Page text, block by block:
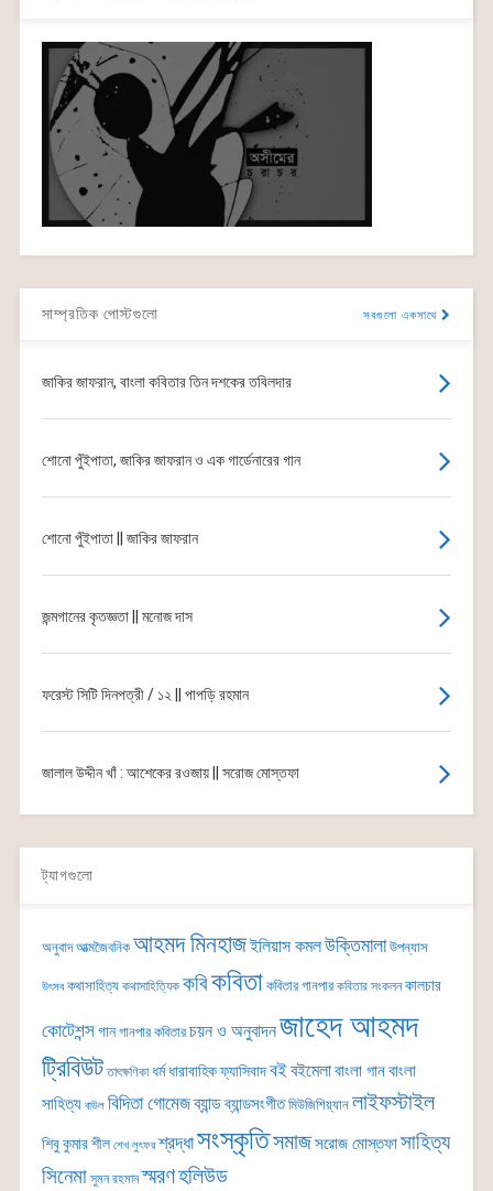
সাম্প্রতিক পোস্টগুলো সবগুলো একসাথে
জাকির জাফরান, বাংলা কবিতার তিন দশকের তবিলদার
শোনো পুঁইপাতা, জাকির জাফরান ও এক গার্ডেনারের গান
শোনো পুঁইপাতা || জাকির জাফরান
জন্মগানের কৃতজ্ঞতা || মনোজ দাস
ফরেস্ট সিটি দিনপত্রী / ১২ || পাপড়ি রহমান
জালাল উদ্দীন খাঁ : আশেকের রওজায় || সরোজ মোস্তফা
ট্যাগগুলো
অনুবাদ আত্মজৈবনিক আহমদ মিনহাজইলিয়াস কমলউক্তিমালা উপন্যাস
উৎসব কথাসাহিত্য কথাসাহিত্যিক কবিকবিতা কবিতার গানপার কবিতার সংকলন কালচার
কোটেশন্সগান গানপার কবিতার চয়ন ও অনুবাদনজাহেদ আহমদ
ট্রিবিউট তাৎক্ষণিকা ধর্ম ধারাবাহিকফ্যাসিবাদবইবইমেলাবাংলা গানবাংলা
সাহিত্য বাউল বিদিতা গোমেজব্যান্ডব্যান্ডসংগীত মিউজিশিয়্যান লাইফস্টাইল
শিবু কুমার শীল শেখ লুৎফর শ্রদ্ধাসংস্কৃতিসমাজসরোজ মোস্তফাসাহিত্য
সিনেমা সুমন রহমান স্মরণহলিউড